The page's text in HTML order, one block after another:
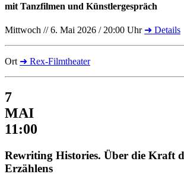
mit Tanzfilmen und Künstlergespräch
Mittwoch // 6. Mai 2026 / 20:00 Uhr ➜ Details
Ort ➜ Rex-Filmtheater
7
MAI
11:00
Rewriting Histories. Über die Kraft
Erzählens